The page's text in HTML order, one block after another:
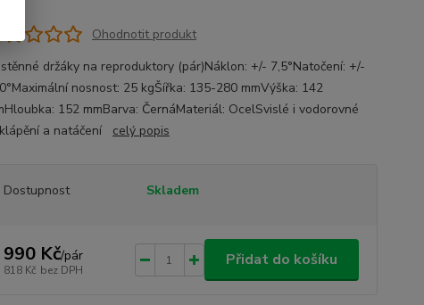
Ohodnotit produkt
držáky na reproduktory (pár)Náklon: +/- 7,5°Natočení: +/-
nosnost: 25 kgŠířka: 135-280 mmVýška: 142
152 mmBarva: ČernáMateriál: OcelSvislé i vodorovné
a natáčení celý popis
Dostupnost Skladem
990 Kč/pár
818 Kč bez DPH
Přidat do košíku